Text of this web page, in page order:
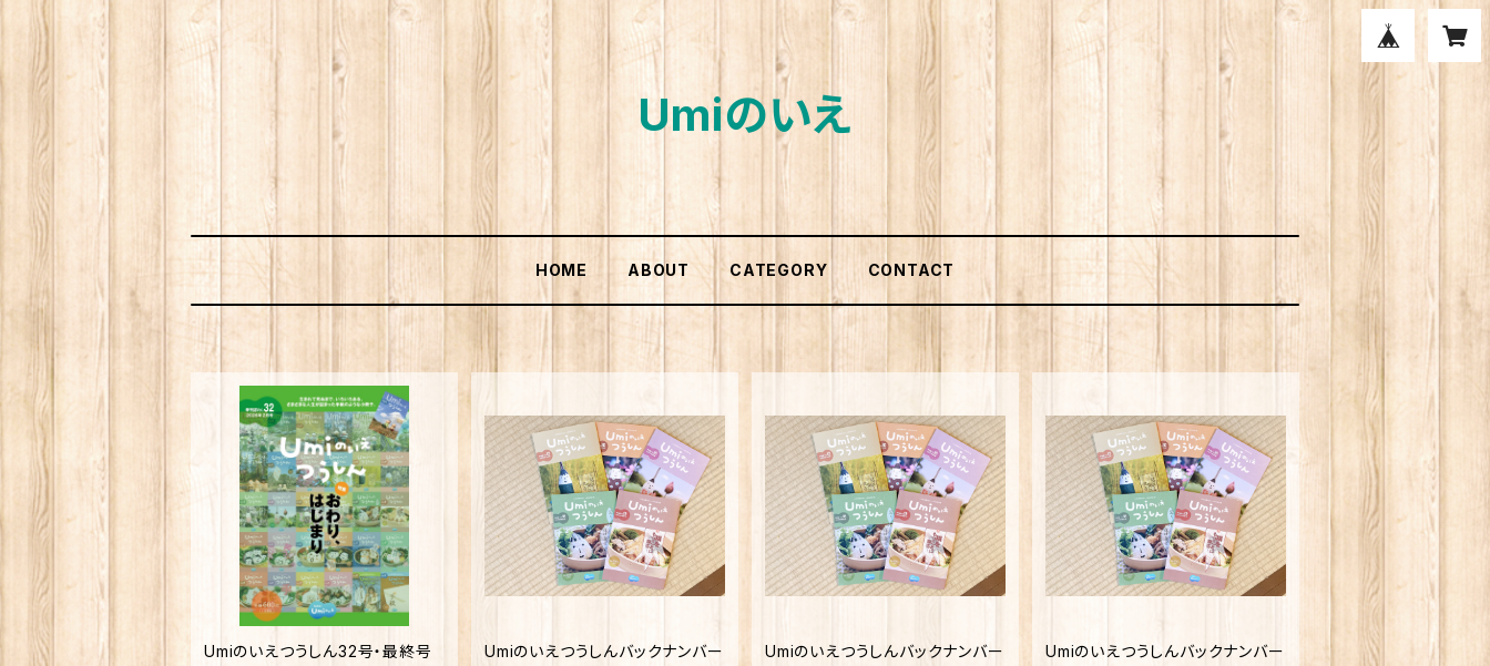
Umiのいえ
HOME ABOUT CATEGORY CONTACT
Umiのいえつうしん32号・最終号
Umiのいえつうしんバックナンバー
Umiのいえつうしんバックナンバー
Umiのいえつうしんバックナンバー